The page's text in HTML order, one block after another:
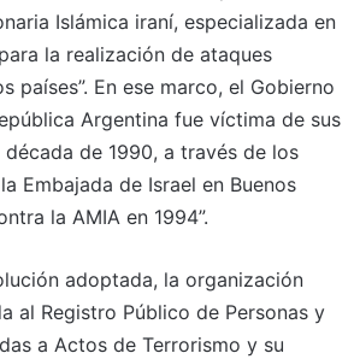
Islámica iraní, especializada en
la realización de ataques
países”. En ese marco, el Gobierno
Argentina fue víctima de sus
de 1990, a través de los
Embajada de Israel en Buenos
la AMIA en 1994”.
adoptada, la organización
al Registro Público de Personas y
a Actos de Terrorismo y su